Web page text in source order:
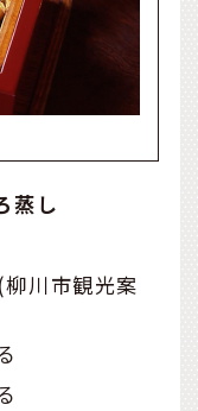
蒸し
川市観光案